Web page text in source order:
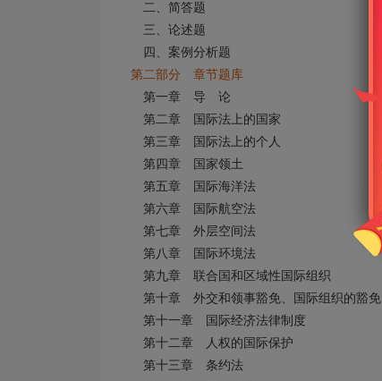
二、简答题
三、论述题
四、案例分析题
第二部分 章节题库
第一章 导 论
第二章 国际法上的国家
第三章 国际法上的个人
第四章 国家领土
第五章 国际海洋法
第六章 国际航空法
第七章 外层空间法
第八章 国际环境法
第九章 联合国和区域性国际组织
第十章 外交和领事豁免、国际组织的豁免
第十一章 国际经济法律制度
第十二章 人权的国际保护
第十三章 条约法